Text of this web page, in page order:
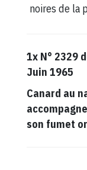
noires de la
1x N° 2329
Juin 1965
Canard au
son fumet